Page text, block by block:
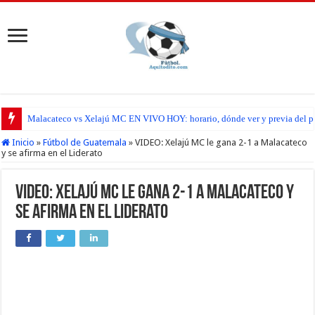
Malacateco vs Xelajú MC EN VIVO HOY: horario, dónde ver y previa del
Inicio » Fútbol de Guatemala » VIDEO: Xelajú MC le gana 2-1 a Malacateco
y se afirma en el Liderato
VIDEO: Xelajú MC le gana 2-1 a Malacateco y
se afirma en el Liderato